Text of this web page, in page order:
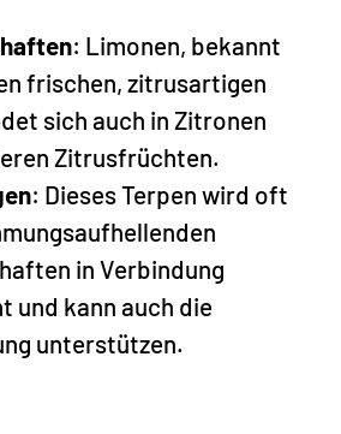
: Limonen, bekannt
frischen, zitrusartigen
sich auch in Zitronen
Zitrusfrüchten.
: Dieses Terpen wird oft
in Verbindung
und kann auch die
unterstützen.